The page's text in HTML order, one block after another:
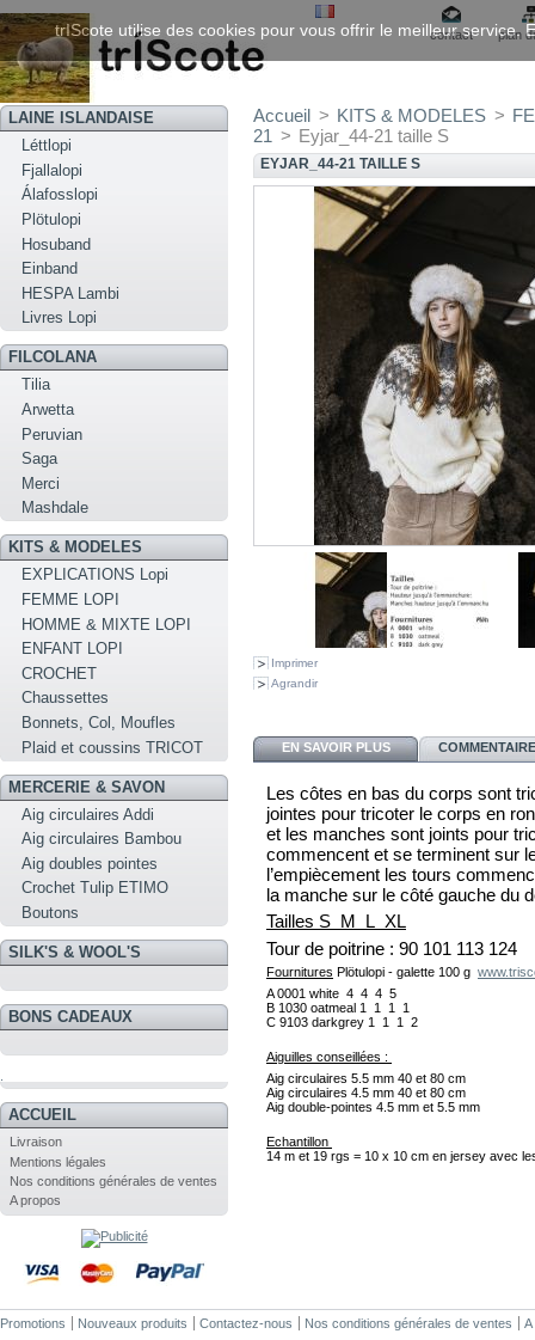
contact plan
LAINE ISLANDAISE
Léttlopi
Fjallalopi
Álafosslopi
Plötulopi
Hosuband
Einband
HESPA Lambi
Livres Lopi
FILCOLANA
Tilia
Arwetta
Peruvian
Saga
Merci
Mashdale
KITS & MODELES
EXPLICATIONS Lopi
FEMME LOPI
HOMME & MIXTE LOPI
ENFANT LOPI
CROCHET
Chaussettes
Bonnets, Col, Moufles
Plaid et coussins TRICOT
MERCERIE & SAVON
Aig circulaires Addi
Aig circulaires Bambou
Aig doubles pointes
Crochet Tulip ETIMO
Boutons
SILK'S & WOOL'S
BONS CADEAUX
ACCUEIL
Livraison
Mentions légales
Nos conditions générales de ventes
A propos
Accueil > KITS & MODELES >
21 > Eyjar_44-21 taille S
EYJAR_44-21 TAILLE S
Imprimer
Agrandir
EN SAVOIR PLUS
Les côtes en bas du corps sont
jointes pour tricoter le corps en
et les manches sont joints pour
commencent et se terminent sur
l’empiècement les tours
la manche sur le côté gauche du
Tailles S M L XL
Tour de poitrine : 90 101 113 124
Fournitures Plötulopi - galette 100 g
A 0001 white  4  4  4  5
B 1030 oatmeal 1  1  1  1
C 9103 darkgrey 1  1  1  2
Aiguilles conseillées :
Aig circulaires 5.5 mm 40 et 80 cm
Aig circulaires 4.5 mm 40 et 80 cm
Aig double-pointes 4.5 mm et 5.5 mm
Echantillon
14 m et 19 rgs = 10 x 10 cm en jersey avec
Promotions Nouveaux produits Contactez-nous Nos conditions générales de ventes A
trIScote utilise des cookies pour vous offrir le meilleur